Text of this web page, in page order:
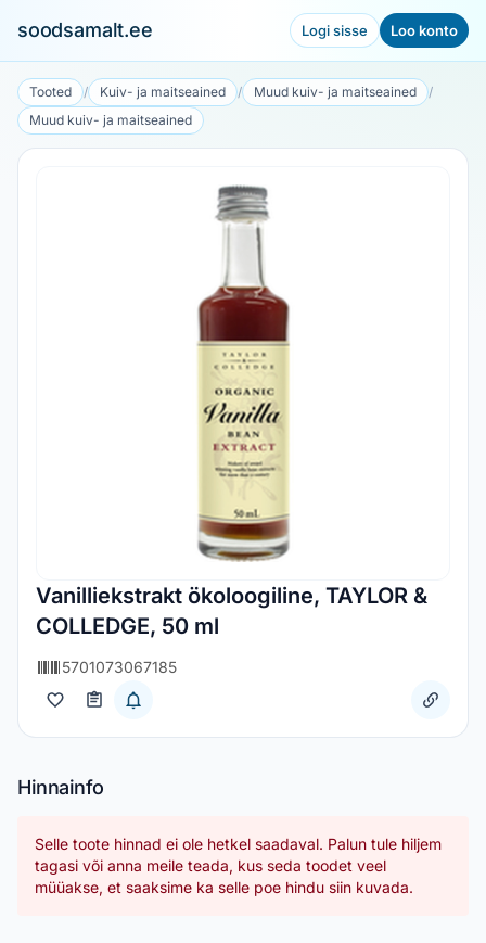
soodsamalt.ee Logi sisse Loo konto
Tooted / Kuiv- ja maitseained / Muud kuiv- ja maitseained
/
Muud kuiv- ja maitseained
Vanilliekstrakt ökoloogiline, TAYLOR &
COLLEDGE, 50 ml
5701073067185
Hinnainfo
Selle toote hinnad ei ole hetkel saadaval. Palun tule hiljem
tagasi või anna meile teada, kus seda toodet veel
müüakse, et saaksime ka selle poe hindu siin kuvada.